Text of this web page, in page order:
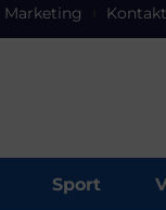
Marketing Kontakt
Sport